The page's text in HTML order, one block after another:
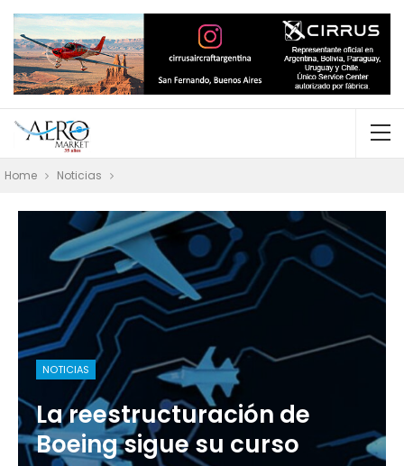
Home Noticias
NOTICIAS
La reestructuración de
Boeing sigue su curso